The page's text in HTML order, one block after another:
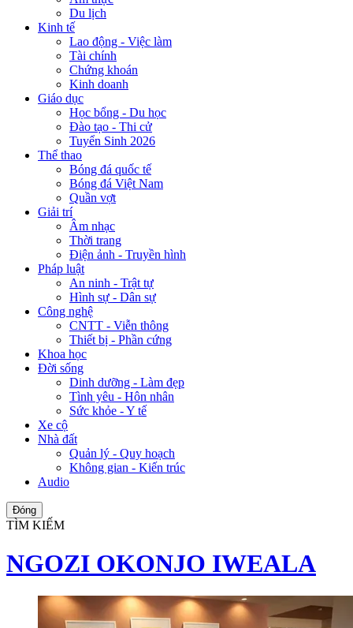
Du lịch
Kinh tế
Lao động - Việc làm
Tài chính
Chứng khoán
Kinh doanh
Giáo dục
Học bổng - Du học
Đào tạo - Thi cử
Tuyển Sinh 2026
Thể thao
Bóng đá quốc tế
Bóng đá Việt Nam
Quần vợt
Giải trí
Âm nhạc
Thời trang
Điện ảnh - Truyền hình
Pháp luật
An ninh - Trật tự
Hình sự - Dân sự
Công nghệ
CNTT - Viễn thông
Thiết bị - Phần cứng
Khoa học
Đời sống
Dinh dưỡng - Làm đẹp
Tình yêu - Hôn nhân
Sức khỏe - Y tế
Xe cộ
Nhà đất
Quản lý - Quy hoạch
Không gian - Kiến trúc
Audio
Đóng
TÌM KIẾM
NGOZI OKONJO IWEALA